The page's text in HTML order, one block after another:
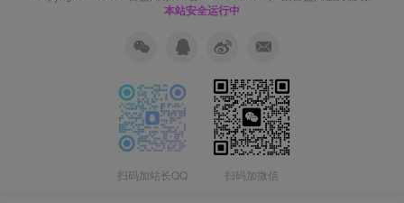
本站安全运行中
扫码加站长QQ 扫码加微信